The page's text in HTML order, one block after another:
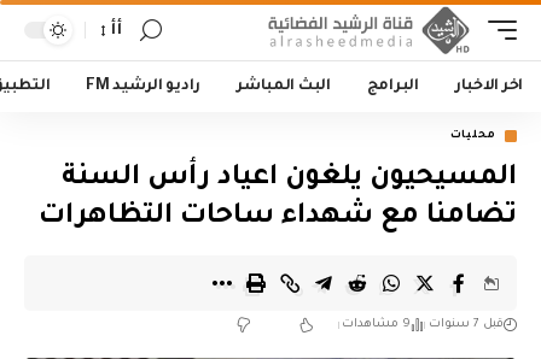
أأ
اخر الاخبار البرامج البث المباشر راديو الرشيد FM
محليات
المسيحيون يلغون اعياد رأس السنة
تضامنا مع شهداء ساحات التظاهرات
قبل 7 سنوات 9 مشاهدات